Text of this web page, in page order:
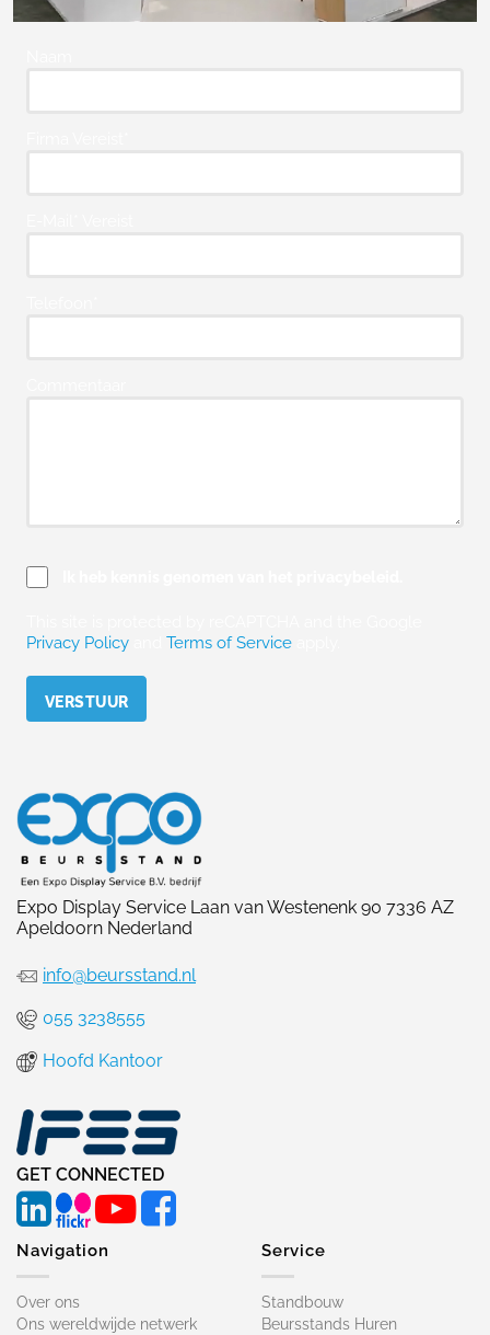
Privacy Policy
Terms of Service
Expo Display Service Laan van Westenenk 90 7336 AZ
Apeldoorn Nederland
info@beursstand.nl
055 3238555
Hoofd Kantoor
GET CONNECTED
Navigation
Over ons
Ons wereldwijde netwerk
Service
Standbouw
Beursstands Huren